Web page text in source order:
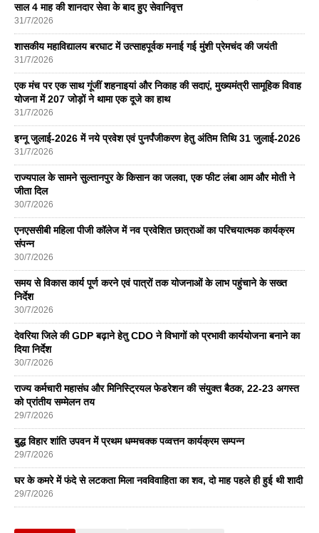
साल 4 माह की शानदार सेवा के बाद हुए सेवानिवृत्त
31/7/2026
शासकीय महाविद्यालय बरघाट में उत्साहपूर्वक मनाई गई मुंशी प्रेमचंद की जयंती
31/7/2026
एक मंच पर एक साथ गूंजीं शहनाइयां और निकाह की सदाएं, मुख्यमंत्री सामूहिक विवाह
योजना में 207 जोड़ों ने थामा एक दूजे का हाथ
31/7/2026
इग्नू जुलाई-2026 में नये प्रवेश एवं पुनर्पंजीकरण हेतु अंतिम तिथि 31 जुलाई-2026
31/7/2026
राज्यपाल के सामने सुल्तानपुर के किसान का जलवा, एक फीट लंबा आम और मोती ने
जीता दिल
30/7/2026
एनएससीबी महिला पीजी कॉलेज में नव प्रवेशित छात्राओं का परिचयात्मक कार्यक्रम
संपन्न
30/7/2026
समय से विकास कार्य पूर्ण करने एवं पात्रों तक योजनाओं के लाभ पहुंचाने के सख्त
निर्देश
30/7/2026
देवरिया जिले की GDP बढ़ाने हेतु CDO ने विभागों को प्रभावी कार्ययोजना बनाने का
दिया निर्देश
30/7/2026
राज्य कर्मचारी महासंघ और मिनिस्ट्रियल फेडरेशन की संयुक्त बैठक, 22-23 अगस्त
को प्रांतीय सम्मेलन तय
29/7/2026
बुद्ध विहार शांति उपवन में प्रथम धम्मचक्क पव्वत्तन कार्यक्रम सम्पन्न
29/7/2026
घर के कमरे में फंदे से लटकता मिला नवविवाहिता का शव, दो माह पहले ही हुई थी शादी
29/7/2026